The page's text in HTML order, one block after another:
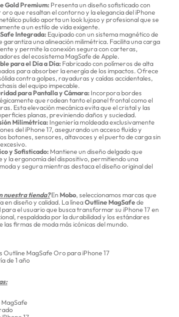
Gold Premium: Presenta un diseño sofisticado con
oro que resaltan el contorno y la elegancia del iPhone
pulido aporta un look lujoso y profesional que se
a un estilo de vida exigente.
Integrada: Equipado con un sistema magnético de
garantiza una alineación milimétrica. Facilita una carga
y permite la conexión segura con carteras,
del ecosistema MagSafe de Apple.
para el Día a Día: Fabricado con polímeros de alta
para absorber la energía de los impactos. Ofrece
contra golpes, rayaduras y caídas accidentales,
del equipo impecable.
para Pantalla y Cámara: Incorpora bordes
que rodean tanto el panel frontal como el
Esta elevación mecánica evita que el cristal y las
planas, previniendo daños y suciedad.
Milimétrica: Ingeniería moldeada exclusivamente
del iPhone 17, asegurando un acceso fluido y
botones, sensores, altavoces y el puerto de carga sin
y Sofisticado: Mantiene un diseño delgado que
y la ergonomía del dispositivo, permitiendo una
y segura mientras destaca el diseño original del
nuestra tienda?EnMobo, seleccionamos marcas que
en diseño y calidad. La líneaOutline MagSafede
para el usuario que busca transformar su iPhone 17 en
respaldada por la durabilidad y los estándares
las firmas de moda más icónicas del mundo.
Outline MagSafe Oro para iPhone 17
de 1 año